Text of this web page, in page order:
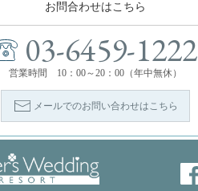
お問合わせはこちら
03-6459-1222
営業時間 10：00～20：00（年中無休）
メールでのお問い合わせはこちら